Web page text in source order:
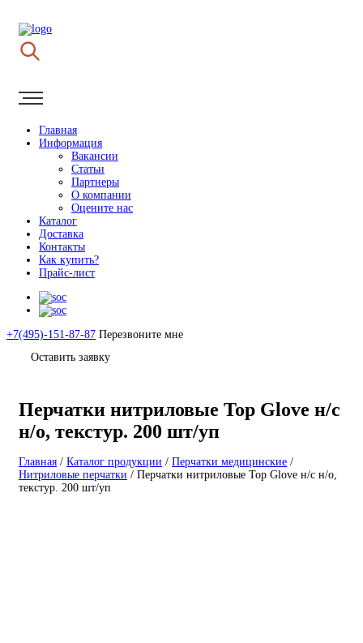
Главная
Информация
Вакансии
Статьи
Партнеры
О компании
Оцените нас
Каталог
Доставка
Контакты
Как купить?
Прайс-лист
+7(495)-151-87-87 Перезвоните мне
Оставить заявку
Перчатки нитриловые Top Glove н/с
н/о, текстур. 200 шт/уп
Главная / Каталог продукции / Перчатки медицинские /
Нитриловые перчатки / Перчатки нитриловые Top Glove н/с н/о,
текстур. 200 шт/уп